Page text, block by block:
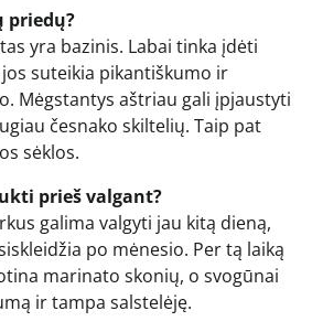
priedų?
yra bazinis. Labai tinka įdėti
suteikia pikantiškumo ir
Mėgstantys aštriau gali įpjaustyti
česnako skiltelių. Taip pat
sėklos.
prieš valgant?
galima valgyti jau kitą dieną,
po mėnesio. Per tą laiką
marinato skonių, o svogūnai
ir tampa salstelėję.